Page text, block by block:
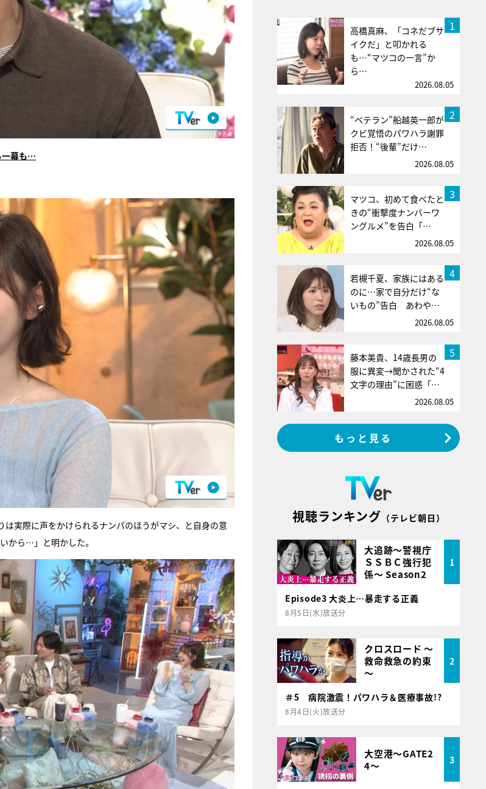
一幕も…
実際に声をかけられるナンパのほうがマシ、と自身の意
から…」と明かした。
1
高橋真麻、「コネだブサ
イクだ」と叩かれる
も…“マツコの一言”か
ら…
2026.08.05
2
“ベテラン”船越英一郎が
クビ覚悟のパワハラ謝罪
拒否！“後輩”だけ…
2026.08.05
3
マツコ、初めて食べたと
きの“衝撃度ナンバーワ
ングルメ”を告白「…
2026.08.05
4
若槻千夏、家族にはある
のに…家で自分だけ“な
いもの”告白 あわや…
2026.08.05
5
藤本美貴、14歳長男の
服に異変→聞かされた“4
文字の理由”に困惑「…
2026.08.05
もっと見る
視聴ランキング （テレビ朝日）
大追跡～警視庁
ＳＳＢＣ強行犯
係～ Season2
1
Episode3 大炎上…暴走する正義
8月5日(水)放送分
クロスロード ～
救命救急の約束
～
2
＃5 病院激震！パワハラ＆医療事故!?
8月4日(火)放送分
大空港～GATE2
4～
3